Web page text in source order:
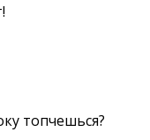
топчешься?